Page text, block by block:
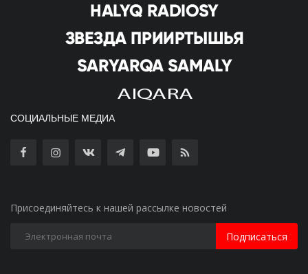
СОЦИАЛЬНЫЕ МЕДИА
Присоединяйтесь к нашей рассылке новостей
Подписаться